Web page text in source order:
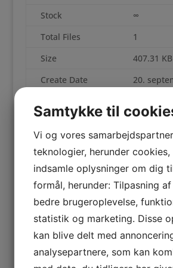
Stock
∞
Total Files
1
Size
407.31 KB
Create Date
20.
PR_02-18_Der er så
meget, vi deler.pdf
Download
Del dette med...
Samtykke til
Vi og vores
teknologier, herunder
indsamle oplysninger om dig
formål, herunder: Tilpasning
bedre brugeroplevelse,
statistik og marketing. Disse
kan blive delt med
analysepartnere, som kan